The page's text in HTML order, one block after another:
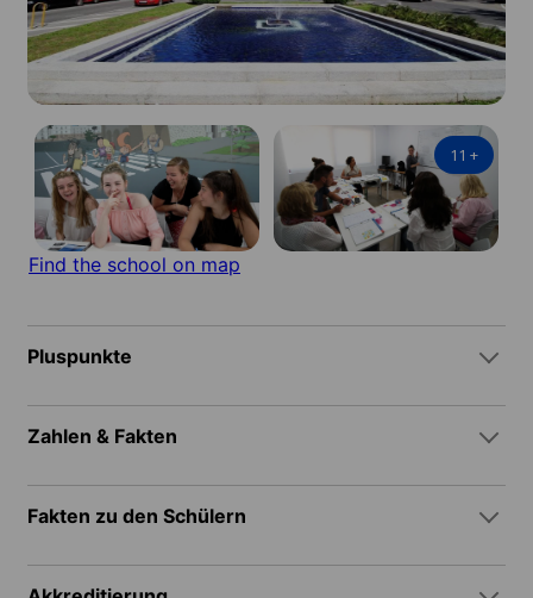
11 +
Find the school on map
Pluspunkte
Zahlen & Fakten
Fakten zu den Schülern